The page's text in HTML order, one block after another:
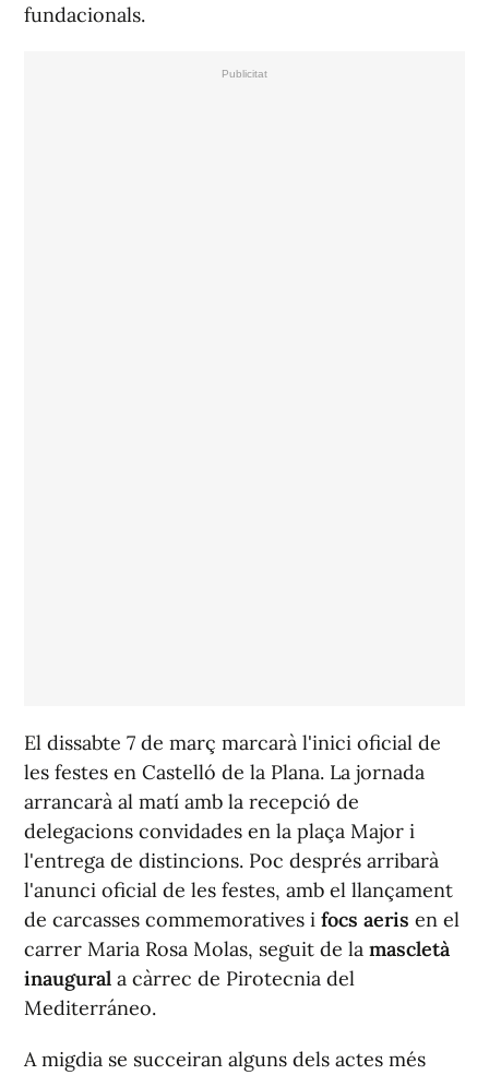
fundacionals.
El dissabte 7 de març marcarà l'inici oficial de
les festes en Castelló de la Plana. La jornada
arrancarà al matí amb la recepció de
delegacions convidades en la plaça Major i
l'entrega de distincions. Poc després arribarà
l'anunci oficial de les festes, amb el llançament
de carcasses commemoratives i focs aeris en el
carrer Maria Rosa Molas, seguit de la mascletà
inaugural a càrrec de Pirotecnia del
Mediterráneo.
A migdia se succeiran alguns dels actes més